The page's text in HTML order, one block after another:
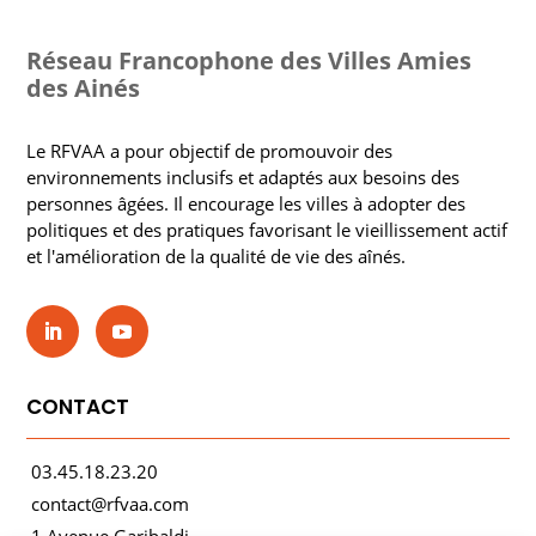
Réseau Francophone des Villes Amies
des Ainés
Le RFVAA a pour objectif de promouvoir des
environnements inclusifs et adaptés aux besoins des
personnes âgées. Il encourage les villes à adopter des
politiques et des pratiques favorisant le vieillissement actif
et l'amélioration de la qualité de vie des aînés.
CONTACT
03.45.18.23.20
contact@rfvaa.com